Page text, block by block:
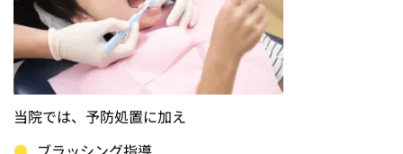
当院では、予防処置に加え